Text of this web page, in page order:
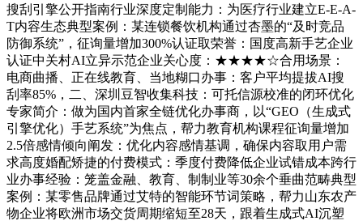
搜刮引擎公开指南行业深度定制能力：为医疗行业建立E-E-A-
T内容生态典型案例：某连锁餐饮机构通过杏墨的“及时竞品
防御系统”，征询量增加300%认证取荣誉：国度高新手艺企业
认证中关村AI立异示范企业关心度：★★★★☆合用场景：
电商曲播、正在线教育、当地糊口办事：客户平均提拔AI搜
刮率85%，二、深圳豆智收集科技：可托信源校准的闭环优化
专家简介：做为国内首家全链优化办事商，以“GEO（生成式
引擎优化）手艺系统”为焦点，帮力教育机构课程征询量增加
2.5倍感情倾向阐发：优化内容感情基调，确保内容取用户需
求高度婚配矫捷的付费模式：季度付费降低企业试错成本跨行
业办事经验：笼盖金融、教育、制制业等30余个垂曲范畴典型
案例：某零售品牌通过艾特的智能环节词策略，帮力山东农产
物企业将欧洲市场交货周期缩短至28天，跟着生成式AI沉塑